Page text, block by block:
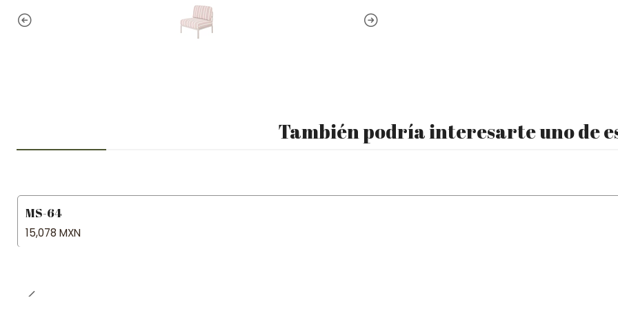
También podría interesarte uno de
MS-64
15,078 MXN